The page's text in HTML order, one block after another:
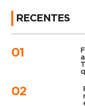
RECENTES
01
02